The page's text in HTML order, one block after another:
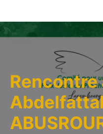
Rencontre